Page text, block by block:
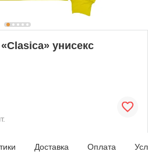
унисекс
Доставка Оплата